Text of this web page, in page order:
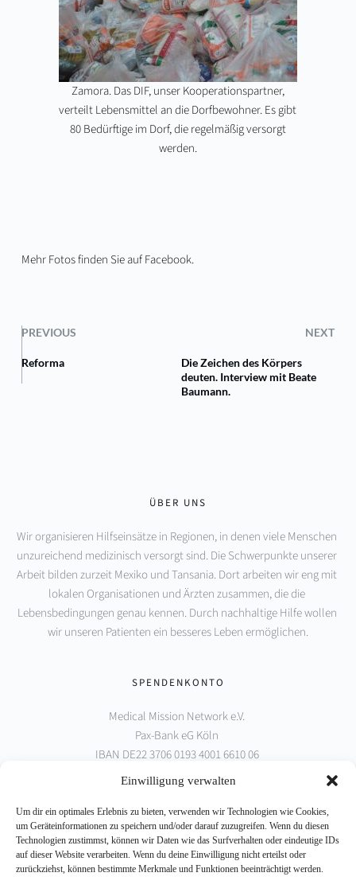
Einwilligung verwalten
Um dir ein optimales Erlebnis zu bieten, verwenden wir Technologien wie Cookies,
um Geräteinformationen zu speichern und/oder darauf zuzugreifen. Wenn du diesen
Technologien zustimmst, können wir Daten wie das Surfverhalten oder eindeutige IDs
auf dieser Website verarbeiten. Wenn du deine Einwilligung nicht erteilst oder
zurückziehst, können bestimmte Merkmale und Funktionen beeinträchtigt werden.
Zamora. Das DIF, unser Kooperationspartner,
verteilt Lebensmittel an die Dorfbewohner. Es gibt
80 Bedürftige im Dorf, die regelmäßig versorgt
werden.
Mehr Fotos finden Sie aufFacebook.
PREVIOUS NEXT
Reforma
Die Zeichen des Körpers
deuten. Interview mit Beate
Baumann.
ÜBER UNS
Wir organisieren Hilfseinsätze in Regionen, in denen viele Menschen
unzureichend medizinisch versorgt sind. Die Schwerpunkte unserer
Arbeit bilden zurzeit Mexiko und Tansania. Dort arbeiten wir eng mit
lokalen Organisationen und Ärzten zusammen, die die
Lebensbedingungen genau kennen. Durch nachhaltige Hilfe wollen
wir unseren Patienten ein besseres Leben ermöglichen.
SPENDENKONTO
Medical Mission Network e.V.
Pax-Bank eG Köln
IBAN DE22 3706 0193 4001 6610 06
BIC GENODED1PAX
PARTNER